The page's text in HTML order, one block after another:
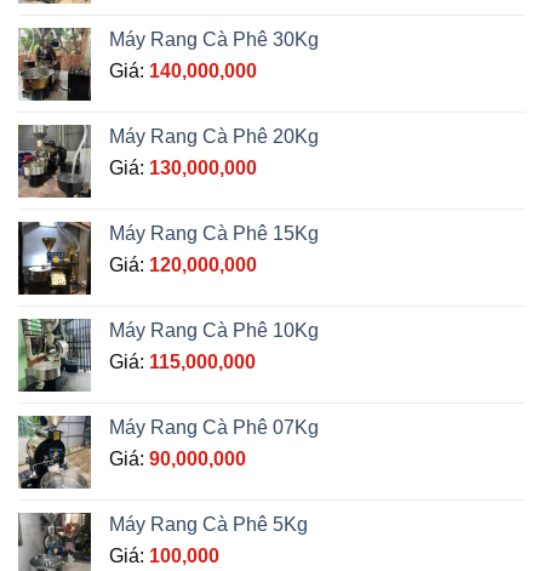
Máy Rang Cà Phê 30Kg
Giá: 140,000,000
Máy Rang Cà Phê 20Kg
Giá: 130,000,000
Máy Rang Cà Phê 15Kg
Giá: 120,000,000
Máy Rang Cà Phê 10Kg
Giá: 115,000,000
Máy Rang Cà Phê 07Kg
Giá: 90,000,000
Máy Rang Cà Phê 5Kg
Giá: 100,000